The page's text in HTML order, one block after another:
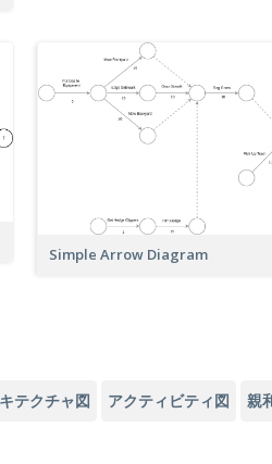
Simple Arrow Diagram
テクチャ図 アクティビティ図 親